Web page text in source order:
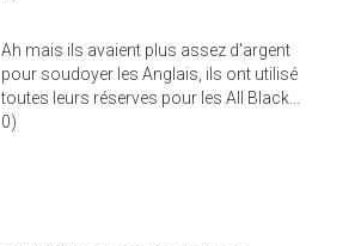
Ah mais ils avaient plus assez d'argent
pour soudoyer les Anglais, ils ont utilisé
toutes leurs réserves pour les All Black...
0)